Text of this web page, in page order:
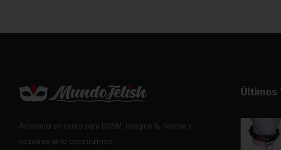
Artesanía en cuero para BDSM. Imagina tu fetiche y
nosotros te lo construímos.
Últimos